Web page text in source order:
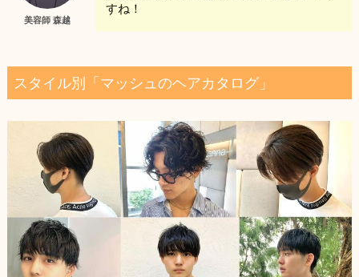
美容師 森越
すね！
スタイル別「マッシュのヘアカタログ」